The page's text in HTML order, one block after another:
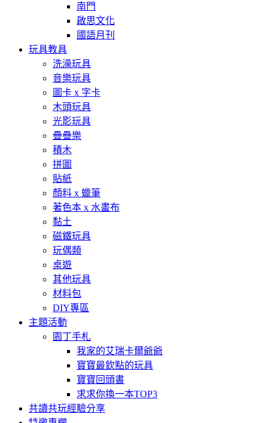
南門
啟思文化
國語月刊
玩具教具
洗澡玩具
音樂玩具
圖卡 x 字卡
木頭玩具
光影玩具
疊疊樂
積木
拼圖
貼紙
顏料 x 蠟筆
著色本 x 水畫布
黏土
磁鐵玩具
玩偶類
桌遊
其他玩具
材料包
DIY專區
主題活動
園丁手札
我家的艾瑞卡爾爺爺
寶寶最欽點的玩具
寶寶回頭書
求求你換一本TOP3
共讀共玩經驗分享